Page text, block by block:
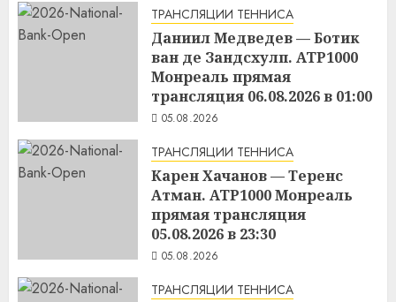
ТРАНСЛЯЦИИ ТЕННИСА
Даниил Медведев — Ботик
ван де Зандсхулп. ATP1000
Монреаль прямая
трансляция 06.08.2026 в 01:00
05.08.2026
ТРАНСЛЯЦИИ ТЕННИСА
Карен Хачанов — Теренс
Атман. ATP1000 Монреаль
прямая трансляция
05.08.2026 в 23:30
05.08.2026
ТРАНСЛЯЦИИ ТЕННИСА